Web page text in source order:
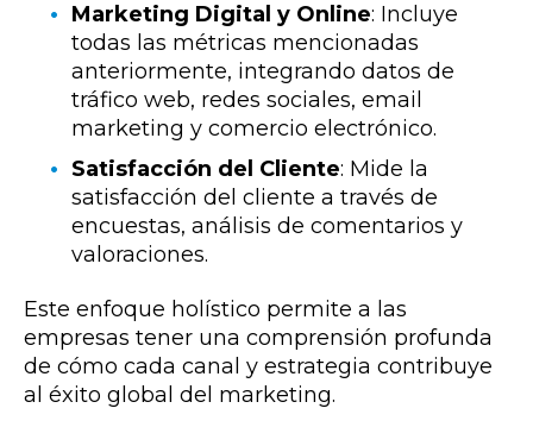
Marketing Digital y Online: Incluye
todas las métricas mencionadas
anteriormente, integrando datos de
tráfico web, redes sociales, email
marketing y comercio electrónico.
Satisfacción del Cliente: Mide la
satisfacción del cliente a través de
encuestas, análisis de comentarios y
valoraciones.
Este enfoque holístico permite a las
empresas tener una comprensión profunda
de cómo cada canal y estrategia contribuye
al éxito global del marketing.